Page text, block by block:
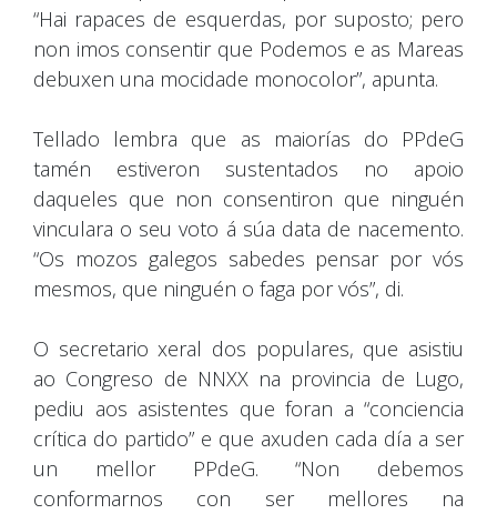
“Hai rapaces de esquerdas, por suposto; pero
non imos consentir que Podemos e as Mareas
debuxen una mocidade monocolor”, apunta.
Tellado lembra que as maiorías do PPdeG
tamén estiveron sustentados no apoio
daqueles que non consentiron que ninguén
vinculara o seu voto á súa data de nacemento.
“Os mozos galegos sabedes pensar por vós
mesmos, que ninguén o faga por vós”, di.
O secretario xeral dos populares, que asistiu
ao Congreso de NNXX na provincia de Lugo,
pediu aos asistentes que foran a “conciencia
crítica do partido” e que axuden cada día a ser
un mellor PPdeG. “Non debemos
conformarnos con ser mellores na